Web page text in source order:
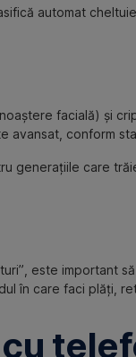
automat
facială) și
avansat, conform
generațiile care
este important
în care faci plăți,